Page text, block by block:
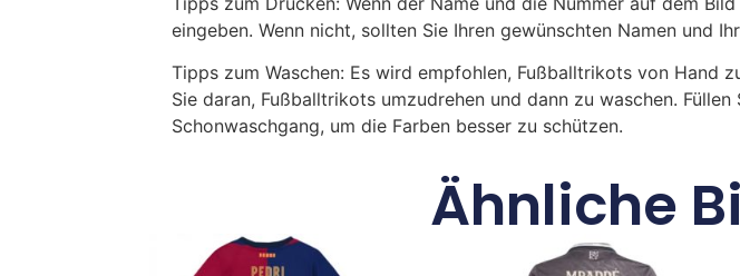
eingeben. Wenn nicht, sollten Sie Ihren gewünschten Namen und
Tipps zum Waschen: Es wird empfohlen, Fußballtrikots von Hand
Sie daran, Fußballtrikots umzudrehen und dann zu waschen.
Schonwaschgang, um die Farben besser zu schützen.
Ähnliche